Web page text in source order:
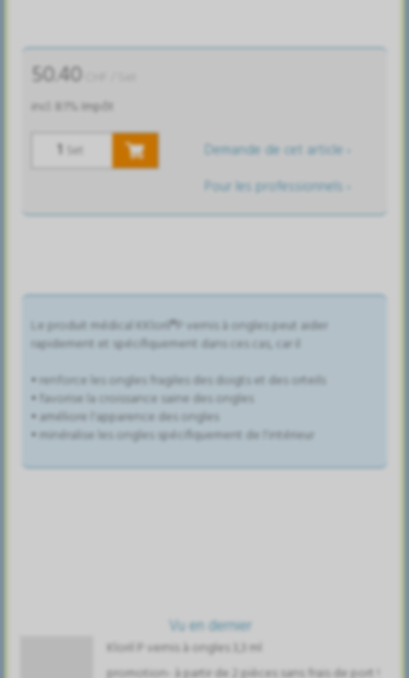
50.40
incl. 8.1% Impôt
Set
Demande de cet article ›
Pour les professionnels ›
Le produit médical KKloril®P vernis à ongles peut aider
rapidement et spécifiquement dans ces cas, car il
• renforce les ongles fragiles des doigts et des orteils
• favorise la croissance saine des ongles
• améliore l'apparence des ongles
• minéralise les ongles spécifiquement de l'intérieur
Vu en dernier
Kloril P vernis à ongles 3,3 ml